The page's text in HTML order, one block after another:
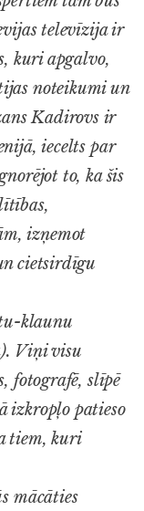
televīzija ir
kuri apgalvo,
noteikumi un
Kadirovs ir
iecelts par
to, ka šis
izņemot
cietsirdīgu
klaunu
Viņi visu
fotografē, slīpē
izkropļo patieso
tiem, kuri
mācāties